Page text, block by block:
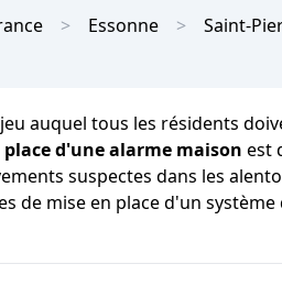
Essonne Saint-
auquel tous les résidents
place d'une alarme maison est
suspectes dans les
de mise en place d'un